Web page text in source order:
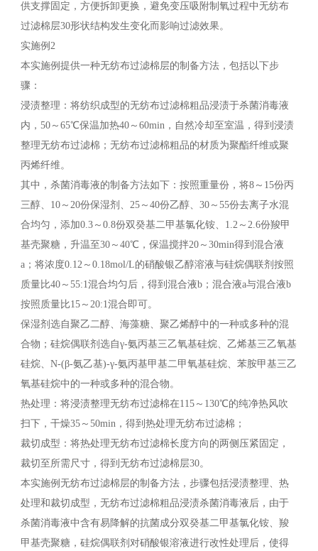
供支撑固定，方便拆卸更换，避免变压吸附制氧过程中无纺布
过滤棉层30形状结构发生变化而影响过滤效果。
实施例2
本实施例提供一种无纺布过滤棉层的制备方法，包括以下步
骤：
浸渍整理：将纺织成型的无纺布过滤棉粗品浸渍于杀菌消毒液
内，50～65℃保温加热40～60min，自然冷却至室温，得到浸渍
整理无纺布过滤棉；无纺布过滤棉粗品的材质为聚酯纤维或聚
丙烯纤维。
其中，杀菌消毒液的制备方法如下：按照重量份，将8～15份丙
三醇、10～20份保湿剂、25～40份乙醇、30～55份去离子水混
合均匀，添加0.3～0.8份双癸基二甲基氯化铵、1.2～2.6份羧甲
基壳聚糖，升温至30～40℃，保温搅拌20～30min得到混合液
a；将浓度0.12～0.18mol/L的硝酸银乙醇溶液与硅烷偶联剂按照
质量比40～55:1混合均匀后，得到混合液b；混合液a与混合液b
按照质量比15～20:1混合即可。
保湿剂选自聚乙二醇、海藻糖、聚乙烯醇中的一种或多种的混
合物；硅烷偶联剂选自γ-氨丙基三乙氧基硅烷、乙烯基三乙氧基
硅烷、N-(β-氨乙基)-γ-氨丙基甲基二甲氧基硅烷、苯胺甲基三乙
氧基硅烷中的一种或多种的混合物。
热处理：将浸渍整理无纺布过滤棉在115～130℃的纯净热风吹
扫下，干燥35～50min，得到热处理无纺布过滤棉；
裁切成型：将热处理无纺布过滤棉长度方向的两侧压紧固定，
裁切至所需尺寸，得到无纺布过滤棉层30。
本实施例无纺布过滤棉层的制备方法，步骤包括浸渍整理、热
处理和裁切成型，无纺布过滤棉粗品浸渍杀菌消毒液后，由于
杀菌消毒液中含有易降解的抗菌成分双癸基二甲基氯化铵、羧
甲基壳聚糖，硅烷偶联剂对硝酸银溶液进行改性处理后，使得